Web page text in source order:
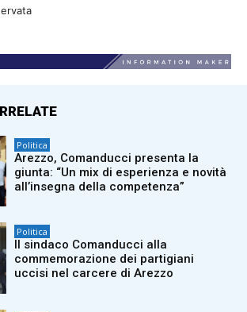
Politica
Arezzo, Comanducci presenta la
giunta: “Un mix di esperienza e novità
all’insegna della competenza”
Politica
Il sindaco Comanducci alla
commemorazione dei partigiani
uccisi nel carcere di Arezzo